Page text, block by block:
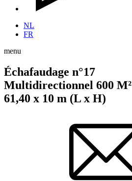
NL
FR
menu
Échafaudage n°17
Multidirectionnel 600 M²
61,40 x 10 m (L x H)